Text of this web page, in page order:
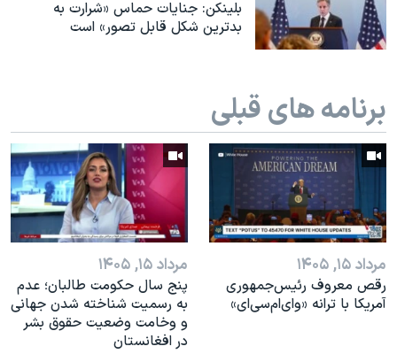
نرگس محمدی برنده جایزه نوبل صلح
صفحه‌های ویژه
سفر پرزیدنت ترامپ به چین
بلینکن: جنایات حماس «شرارت به
بدترین شکل قابل تصور» است
برنامه های قبلی
مرداد ۱۵, ۱۴۰۵
رقص معروف رئیس‌جمهوری
آمریکا با ترانه «وای‌ام‌سی‌ای»
مرداد ۱۵, ۱۴۰۵
پنج سال حکومت طالبان؛ عدم
به رسمیت شناخته شدن جهانی
و وخامت وضعیت حقوق بشر
در افغانستان